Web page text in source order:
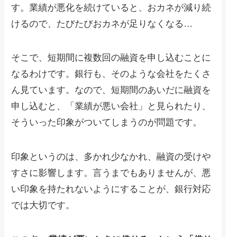
す。業績が悪化を続けていると、おカネが減り続
けるので、たびたびおカネが足りなくなる…
そこで、短期間に複数回の融資を申し込むことに
なるわけです。銀行も、そのような会社をたくさ
ん見ています。なので、短期間のあいだに融資を
申し込むと、「業績が悪い会社」と見られたり、
そういった印象がついてしまうのが問題です。
印象というのは、多かれ少なかれ、融資の受けや
すさに影響します。言うまでもありませんが、悪
い印象を持たれないようにすることが、銀行対応
では大切です。